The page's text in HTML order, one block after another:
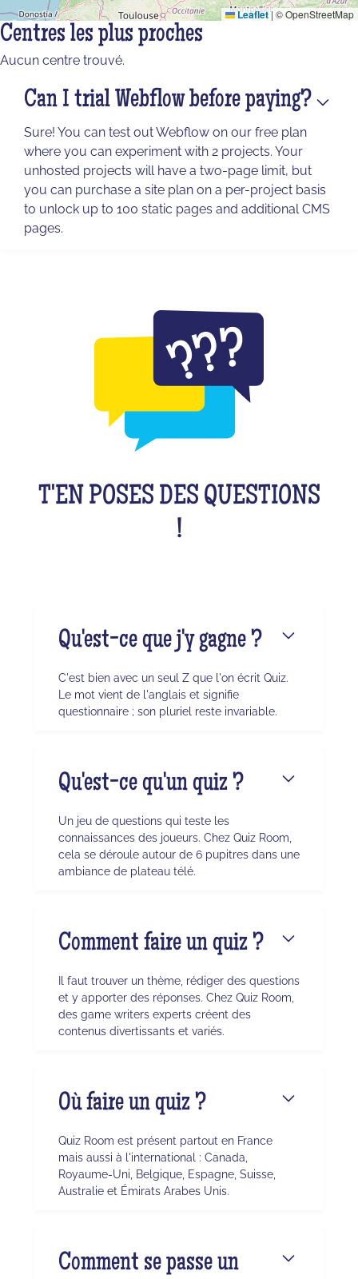
Leaflet | © OpenStreetMap
Centres les plus proches
Aucun centre trouvé.
Can I trial Webflow before paying?
Sure! You can test out Webflow on our free plan
where you can experiment with 2 projects. Your
unhosted projects will have a two-page limit, but
you can purchase a site plan on a per-project basis
to unlock up to 100 static pages and additional CMS
pages.
T'EN POSES DES QUESTIONS
!
Qu'est-ce que j'y gagne ?
C'est bien avec un seul Z que l'on écrit Quiz.
Le mot vient de l'anglais et signifie
questionnaire ; son pluriel reste invariable.
Qu'est-ce qu'un quiz ?
Un jeu de questions qui teste les
connaissances des joueurs. Chez Quiz Room,
cela se déroule autour de 6 pupitres dans une
ambiance de plateau télé.
Comment faire un quiz ?
Il faut trouver un thème, rédiger des questions
et y apporter des réponses. Chez Quiz Room,
des game writers experts créent des
contenus divertissants et variés.
Où faire un quiz ?
Quiz Room est présent partout en France
mais aussi à l'international : Canada,
Royaume-Uni, Belgique, Espagne, Suisse,
Australie et Émirats Arabes Unis.
Comment se passe un